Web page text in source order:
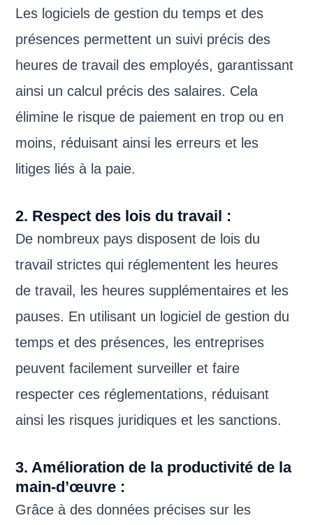
Les logiciels de gestion du temps et des
présences permettent un suivi précis des
heures de travail des employés, garantissant
ainsi un calcul précis des salaires. Cela
élimine le risque de paiement en trop ou en
moins, réduisant ainsi les erreurs et les
litiges liés à la paie.
2. Respect des lois du travail :
De nombreux pays disposent de lois du
travail strictes qui réglementent les heures
de travail, les heures supplémentaires et les
pauses. En utilisant un logiciel de gestion du
temps et des présences, les entreprises
peuvent facilement surveiller et faire
respecter ces réglementations, réduisant
ainsi les risques juridiques et les sanctions.
3. Amélioration de la productivité de la
main-d’œuvre :
Grâce à des données précises sur les